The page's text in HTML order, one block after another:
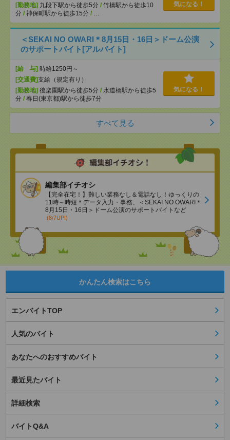
[勤務地] 九段下駅から徒歩5分 / 竹橋駅から徒歩10
分 / 神保町駅から徒歩15分 / …
気になる！
＜SEKAI NO OWARI＊8月15日・16日＞ドーム公演
のサポートバイト[アルバイト]
[給 与] 時給1250円～
[交通費]支給（規定有り）
[勤務地] 後楽園駅から徒歩5分 / 水道橋駅から徒歩5
分 / 春日(東京都)駅から徒歩7分
気になる！
すべて見る
編集部イチオシ
【完全在宅！】難しい業務なし＆電話なし！ゆっくりの
11時～時短＊データ入力・事務、＜SEKAI NO OWARI＊
8月15日・16日＞ドーム公演のサポートバイトなど
(8/7UP!)
かんたん検索はこちら
エンバイトTOP
人気のバイト
あなたへのおすすめバイト
最近見たバイト
詳細検索
バイトQ&A